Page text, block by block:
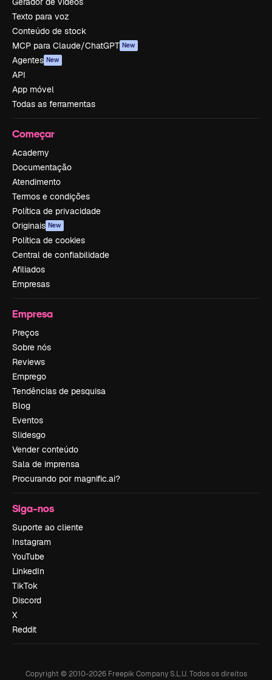
Texto para voz
Conteúdo de stock
MCP para Claude/ChatGPT New
Agentes New
API
App móvel
Todas as ferramentas
Começar
Academy
Documentação
Atendimento
Termos e condições
Política de privacidade
Originais New
Política de cookies
Central de confiabilidade
Afiliados
Empresas
Empresa
Preços
Sobre nós
Reviews
Emprego
Tendências de pesquisa
Blog
Eventos
Slidesgo
Vender conteúdo
Sala de imprensa
Procurando por magnific.ai?
Siga-nos
Suporte ao cliente
Instagram
YouTube
LinkedIn
TikTok
Discord
X
Reddit
Copyright © 2010-2026Freepik Company S.L.U. Todos os direitos